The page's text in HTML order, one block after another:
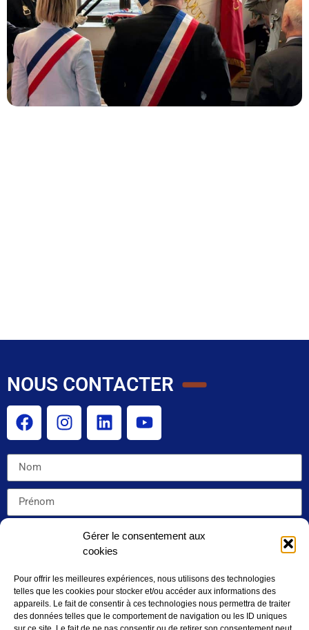
Gérer le consentement aux
cookies
Pour offrir les meilleures expériences, nous utilisons des technologies
telles que les cookies pour stocker et/ou accéder aux informations des
appareils. Le fait de consentir à ces technologies nous permettra de traiter
des données telles que le comportement de navigation ou les ID uniques
NOUS CONTACTER